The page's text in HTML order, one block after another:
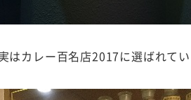
はカレー百名店2017に選ばれてい